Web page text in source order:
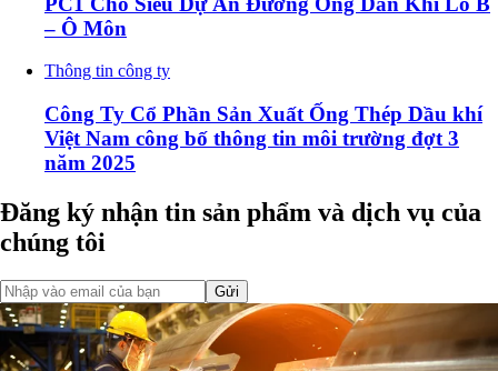
– Ô Môn
Thông tin công ty
Công Ty Cổ Phần Sản Xuất Ống Thép Dầu khí
Việt Nam công bố thông tin môi trường đợt 3
năm 2025
Đăng ký nhận tin sản phẩm và dịch vụ của
chúng tôi
Gửi